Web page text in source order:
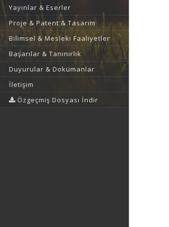
Yayınlar & Eserler
Proje & Patent & Tasarım
Bilimsel & Mesleki Faaliyetler
Başarılar & Tanınırlık
Duyurular & Dokümanlar
İletişim
Özgeçmiş Dosyası İndir